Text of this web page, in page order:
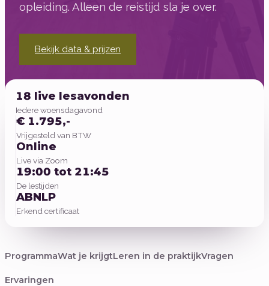
opleiding. Alleen de reistijd sla je over.
Bekijk data & prijzen
18 live lesavonden
Iedere woensdagavond
€ 1.795,-
Vrijgesteld van BTW
Online
Live via Zoom
19:00 tot 21:45
De lestijden
ABNLP
Erkend certificaat
ProgrammaWat je krijgtLeren in de praktijkVragen
Ervaringen